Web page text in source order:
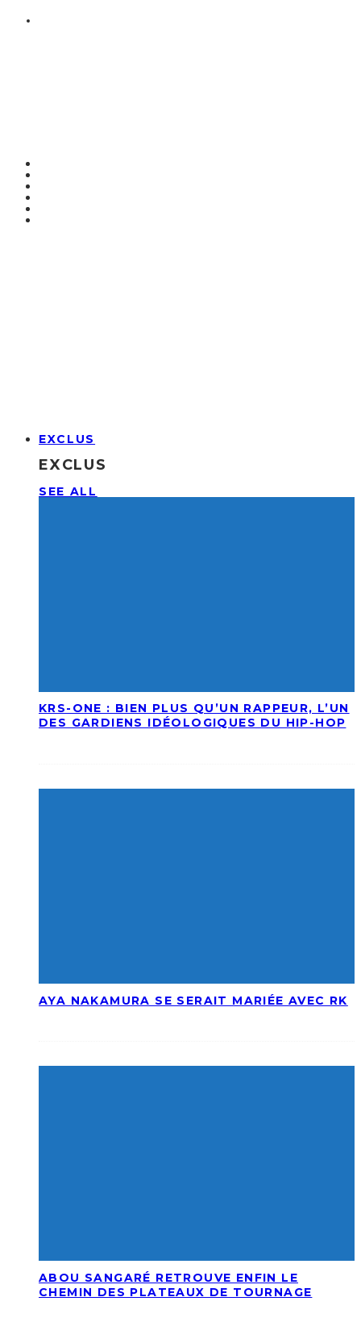
EXCLUS
EXCLUS
SEE ALL
KRS-ONE : BIEN PLUS QU’UN RAPPEUR, L’UN
DES GARDIENS IDÉOLOGIQUES DU HIP-HOP
AYA NAKAMURA SE SERAIT MARIÉE AVEC RK
ABOU SANGARÉ RETROUVE ENFIN LE
CHEMIN DES PLATEAUX DE TOURNAGE